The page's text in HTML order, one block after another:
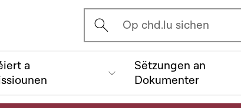
Ouvrir l'écran de recherche
Op chd.lu sichen
a
Sëtzungen an
Dokumenter